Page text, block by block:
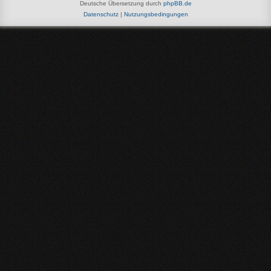
Deutsche Übersetzung durch phpBB.de
Datenschutz| Nutzungsbedingungen